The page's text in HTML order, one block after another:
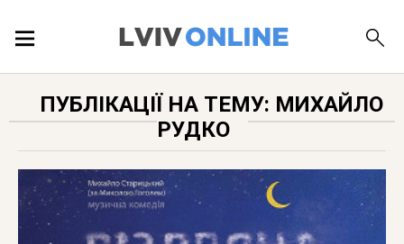
ПУБЛІКАЦІЇ
ПУБЛІКАЦІЇ НА ТЕМУ: МИХАЙЛО
РУДКО